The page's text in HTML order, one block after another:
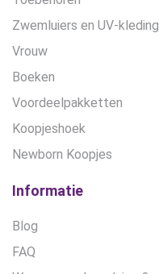
Zwemluiers en UV-kleding
Vrouw
Boeken
Voordeelpakketten
Koopjeshoek
Newborn Koopjes
Informatie
Blog
FAQ